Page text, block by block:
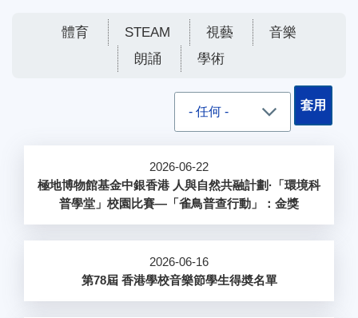
體育 STEAM 視藝
音樂
朗誦
學術
2026-06-22
極地博物館基金中銀香港 人與自然共融計劃·「環境科
普學堂」校園比賽—「雀鳥普查行動」：金獎
2026-06-16
第78屆 香港學校音樂節學生得奬名單